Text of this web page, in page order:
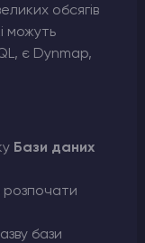
обсягів
можуть
є Dynmap,
Бази даних
бази